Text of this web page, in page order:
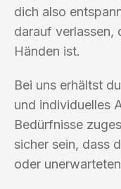
dich also
darauf verlassen,
Händen ist.
Bei uns erhältst
und individuelles
Bedürfnisse
sicher sein, dass
oder